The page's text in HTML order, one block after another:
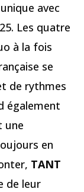
avec
Les quatre
à la fois
se
de rythmes
également
une
en
TANT
de leur